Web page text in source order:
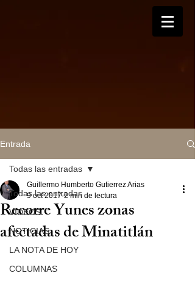
Entrada
Todas las entradas
VIDEOS
NOTICIAS
LA NOTA DE HOY
COLUMNAS
Todas las entradas
Recorre Yunes zonas
afectadas de Minatitlán
Guillermo Humberto Gutierrez Arias
9 oct 2017 2 min de lectura